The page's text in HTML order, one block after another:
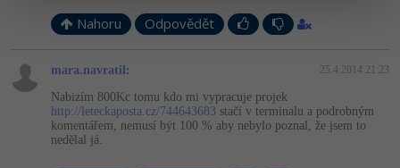
Nahoru Odpovědět
mara.navratil : 25.4.2014 21:23
Nabizím 800Kc tomu kdo mi vypracuje projek
http://leteckaposta.cz/744643683 stačí v terminalu a podrobným
komentářem, nemusí být 100 % aby nebylo poznal, že jsem to
nedělal já.